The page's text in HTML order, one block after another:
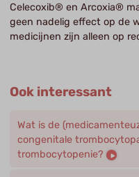
Celecoxib® en Arcoxia®
geen nadelig effect op de
medicijnen zijn alleen op
Ook interessant
Wat is de
congenitale
trombocytopenie?